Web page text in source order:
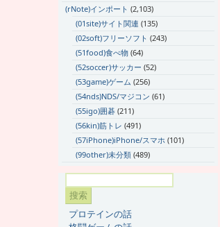
(rNote)インポート (2,103)
(01site)サイト関連 (135)
(02soft)フリーソフト (243)
(51food)食べ物 (64)
(52soccer)サッカー (52)
(53game)ゲーム (256)
(54nds)NDS/マジコン (61)
(55igo)囲碁 (211)
(56kin)筋トレ (491)
(57iPhone)iPhone/スマホ (101)
(99other)未分類 (489)
プロテインの話